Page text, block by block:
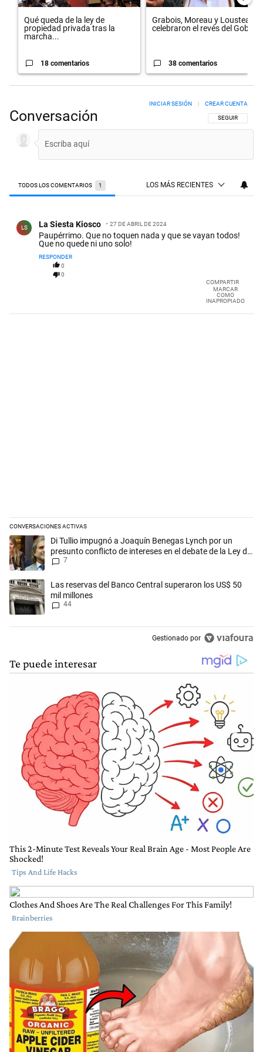
Qué queda de la ley de
propiedad privada tras la
marcha...
18 comentarios
Grabois, Moreau y Lousteau
celebraron el revés del Gobi...
38 comentarios
Conversación SIGA ESTA
SEGUIR
INICIAR SESIÓN | CREAR CUENTA
TODOS LOS COMENTARIOS 1 LOS MÁS RECIENTES
LS La Siesta Kiosco 27 DE ABRIL DE 2024
Paupérrimo. Que no toquen nada y que se vayan todos!
Que no quede ni uno solo!
RESPONDER
0
0
COMPARTIR
MARCAR
COMO
INAPROPIADO
CONVERSACIONES ACTIVAS
Este listado muestra los artículos con más comentarios en los
Un artículo de tendencia con el título "Di Tullio impugnó a Joaquín
Di Tullio impugnó a Joaquín Benegas Lynch por un
presunto conflicto de intereses en el debate de la Ley de
Tierras
7
Un artículo de tendencia con el título "Las reservas del Banco Central
Las reservas del Banco Central superaron los US$ 50
mil millones
44
Gestionado por